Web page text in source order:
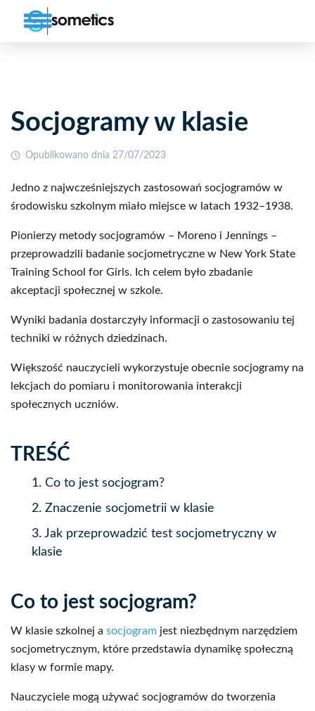
Socjogramy w klasie
Opublikowano dnia 27/07/2023
Jedno z najwcześniejszych zastosowań socjogramów w
środowisku szkolnym miało miejsce w latach 1932–1938.
Pionierzy metody socjogramów – Moreno i Jennings –
przeprowadzili badanie socjometryczne w New York State
Training School for Girls. Ich celem było zbadanie
akceptacji społecznej w szkole.
Wyniki badania dostarczyły informacji o zastosowaniu tej
techniki w różnych dziedzinach.
Większość nauczycieli wykorzystuje obecnie socjogramy na
lekcjach do pomiaru i monitorowania interakcji
społecznych uczniów.
TREŚĆ
1. Co to jest socjogram?
2. Znaczenie socjometrii w klasie
3. Jak przeprowadzić test socjometryczny w
klasie
Co to jest socjogram?
W klasie szkolnej a socjogram jest niezbędnym narzędziem
socjometrycznym, które przedstawia dynamikę społeczną
klasy w formie mapy.
Nauczyciele mogą używać socjogramów do tworzenia